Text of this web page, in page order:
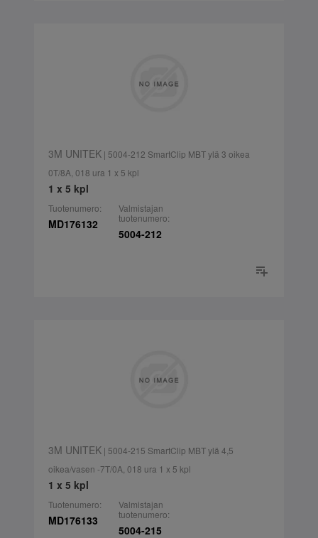
3M UNITEK| 5004-212 SmartClip MBT ylä 3 oikea
0T/8A, 018 ura 1 x 5 kpl
1 x 5 kpl
Tuotenumero:
MD176132
Valmistajan
tuotenumero:
5004-212
3M UNITEK| 5004-215 SmartClip MBT ylä 4,5
oikea/vasen -7T/0A, 018 ura 1 x 5 kpl
1 x 5 kpl
Tuotenumero:
MD176133
Valmistajan
tuotenumero:
5004-215